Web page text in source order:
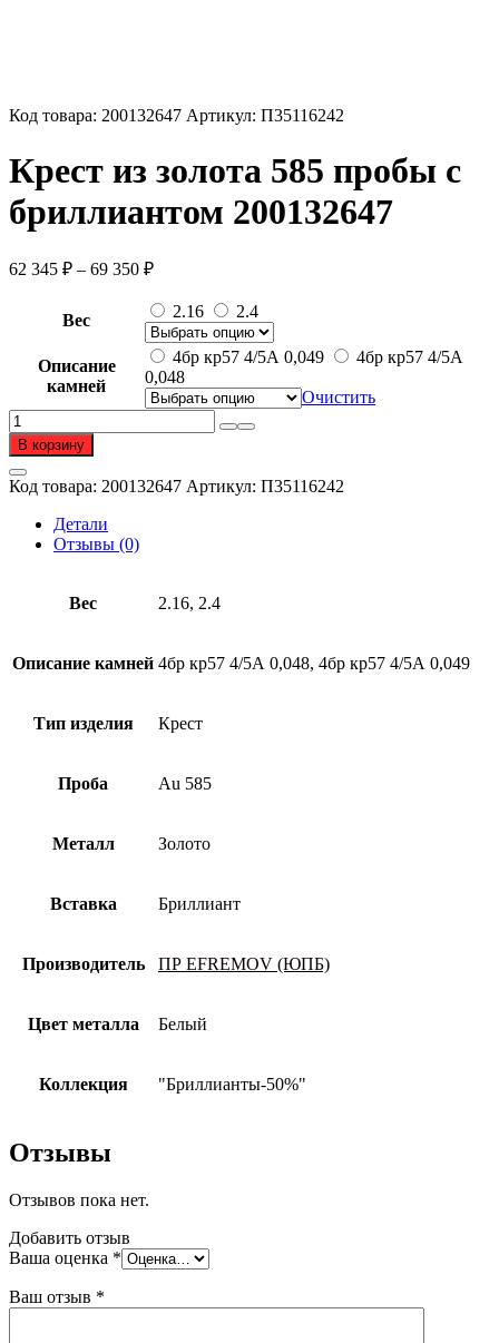
Код товара: 200132647 Артикул: П35116242
Крест из золота 585 пробы с
бриллиантом 200132647
62 345 ₽ – 69 350 ₽Диапазон
62
345 ₽
–
69
350 ₽
Вес 2.16 2.4
Описание
камней
4бр кр57 4/5А 0,049
4бр кр57 4/5А
0,048
Очистить
Количество
товара
Крест
из
золота
пробы
В корзину
Код товара: 200132647 Артикул: П35116242
Детали
Отзывы (0)
Вес 2.16, 2.4
Описание камней 4бр кр57 4/5А 0,048, 4бр кр57 4/5А 0,049
Тип изделия Крест
Проба Au 585
Металл Золото
Вставка Бриллиант
Производитель ПР EFREMOV (ЮПБ)
Цвет металла Белый
Коллекция "Бриллианты-50%"
Отзывы
Отзывов пока нет.
Добавить отзыв
Ваша оценка *
Ваш отзыв *